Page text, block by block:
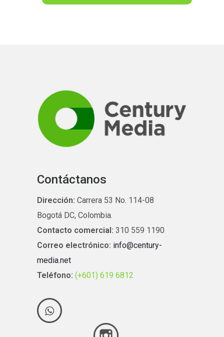
Contáctanos
Dirección: Carrera 53 No. 114-08
Bogotá DC, Colombia.
Contacto comercial: 310 559 1190
Correo electrónico: info@century-
media.net
Teléfono: (+601) 619 6812